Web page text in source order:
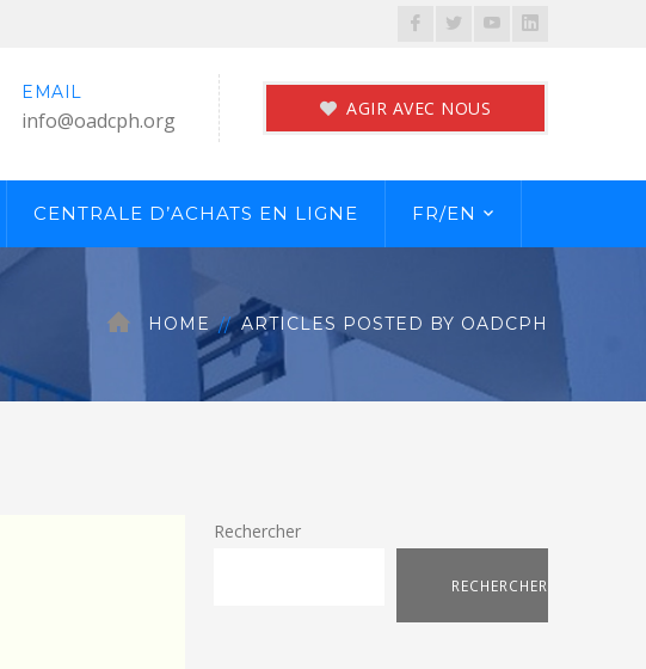
Facebook
TwitterYoutubeLinkedIn
AGIR AVEC NOUS
EMAIL
info@oadcph.org
CENTRALE D’ACHATS EN LIGNE FR/EN
HOME ARTICLES POSTED BY OADCPH
Rechercher
RECHERCHER